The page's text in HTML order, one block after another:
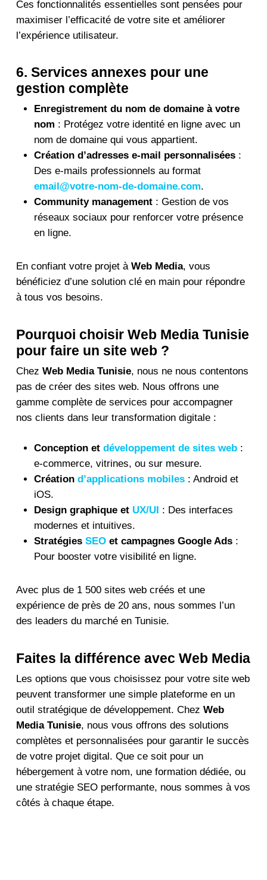
Ces fonctionnalités essentielles sont pensées pour
maximiser l’efficacité de votre site et améliorer
l’expérience utilisateur.
6. Services annexes pour une
gestion complète
Enregistrement du nom de domaine à votre
nom : Protégez votre identité en ligne avec un
nom de domaine qui vous appartient.
Création d’adresses e-mail personnalisées:
Des e-mails professionnels au format
email@votre-nom-de-domaine.com.
Community management: Gestion de vos
réseaux sociaux pour renforcer votre présence
en ligne.
En confiant votre projet à Web Media, vous
bénéficiez d’une solution clé en main pour répondre
à tous vos besoins.
Pourquoi choisir Web Media Tunisie
pour faire un site web ?
Chez Web Media Tunisie, nous ne nous contentons
pas de créer des sites web. Nous offrons une
gamme complète de services pour accompagner
nos clients dans leur transformation digitale :
Conception et développement de sites web:
e-commerce, vitrines, ou sur mesure.
Création d’applications mobiles: Android et
iOS.
Design graphique et UX/UI : Des interfaces
modernes et intuitives.
Stratégies SEOet campagnes Google Ads:
Pour booster votre visibilité en ligne.
Avec plus de 1 500 sites web créés et une
expérience de près de 20 ans, nous sommes l’un
des leaders du marché en Tunisie.
Faites la différence avec Web Media
Les options que vous choisissez pour votre site web
peuvent transformer une simple plateforme en un
outil stratégique de développement. Chez Web
Media Tunisie, nous vous offrons des solutions
complètes et personnalisées pour garantir le succès
de votre projet digital. Que ce soit pour un
hébergement à votre nom, une formation dédiée, ou
une stratégie SEO performante, nous sommes à vos
côtés à chaque étape.